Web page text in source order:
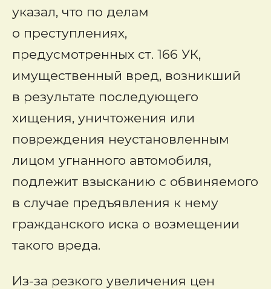
указал, что по делам
о преступлениях,
предусмотренных ст. 166 УК,
имущественный вред, возникший
в результате последующего
хищения, уничтожения или
повреждения неустановленным
лицом угнанного автомобиля,
подлежит взысканию с обвиняемого
в случае предъявления к нему
гражданского иска о возмещении
такого вреда.
Из-за резкого увеличения цен